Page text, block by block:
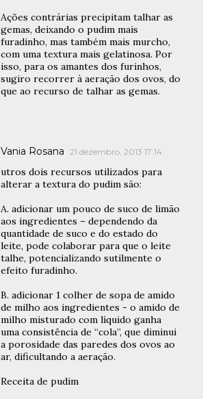
Ações contrárias precipitam talhar as
gemas, deixando o pudim mais
furadinho, mas também mais murcho,
com uma textura mais gelatinosa. Por
isso, para os amantes dos furinhos,
sugiro recorrer à aeração dos ovos, do
que ao recurso de talhar as gemas.
Vania Rosana 21 dezembro, 2013 17:14
utros dois recursos utilizados para
alterar a textura do pudim são:
A. adicionar um pouco de suco de limão
aos ingredientes – dependendo da
quantidade de suco e do estado do
leite, pode colaborar para que o leite
talhe, potencializando sutilmente o
efeito furadinho.
B. adicionar 1 colher de sopa de amido
de milho aos ingredientes - o amido de
milho misturado com líquido ganha
uma consistência de “cola”, que diminui
a porosidade das paredes dos ovos ao
ar, dificultando a aeração.
Receita de pudim